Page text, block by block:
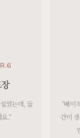
들어서 공
어느새 집
"은은
루. 가
8월